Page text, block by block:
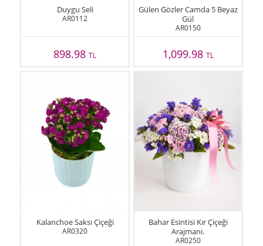
Duygu Seli
AR0112
898.98TL
Gülen Gözler Camda 5 Beyaz
Gül
AR0150
1,099.98 TL
Kalanchoe Saksı Çiçeği
AR0320
Bahar Esintisi Kır Çiçeği
Arajmanı.
AR0250